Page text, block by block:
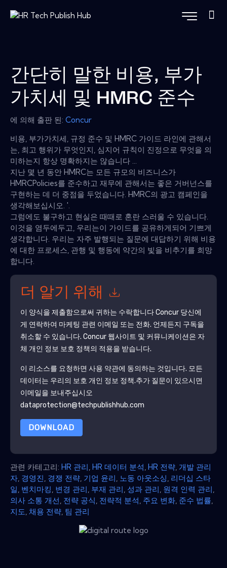
간단히 말한 비용, 부가
가치세 및 HMRC 준수
에 의해 출판 된: Concur
비용, 부가가치세, 규정 준수 및 HMRC 가이드 라인에 관해서
는, 최고 행위가 무엇인지, 심지어 규칙이 진정으로 무엇을 의
미하는지 항상 명확하지는 않습니다 ...
지난 몇 년 동안 HMRC는 모든 규모의 비즈니스가
HMRCPolicies를 준수하고 재무에 관해서는 좋은 거버넌스를
구현하는 데 더 중점을 두었습니다. HMRC의 광고 캠페인을
생각해보십시오. '.
그럼에도 불구하고 현실은 때때로 혼란 스러울 수 있습니다.
이것을 염두에두고, 우리는이 가이드를 공유하게되어 기쁘게
생각합니다. 우리는 자주 발행되는 질문에 대답하기 위해 비용
에 대한 프로세스, 관행 및 행동에 약간의 빛을 비추기를 희망
합니다.
더 알기 위해
이 양식을 제출함으로써 귀하는 수락합니다Concur당신에
게 연락하여 마케팅 관련 이메일 또는 전화. 언제든지 구독을
취소할 수 있습니다. Concur웹사이트 및 커뮤니케이션은 자
체 개인 정보 보호 정책의 적용을 받습니다.
이 리소스를 요청하면 사용 약관에 동의하는 것입니다. 모든
데이터는 우리의 보호 개인 정보 정책.추가 질문이 있으시면
이메일을 보내주십시오
dataprotection@techpublishhub.com
DOWNLOAD
관련 카테고리: HR 관리 HR 데이터 분석 HR 전략 개발 관리
자 경영진 경쟁 전략 기업 윤리 노동 아웃소싱 리더십 스타
일 벤치마킹 변경 관리 부재 관리 성과 관리 원격 인력 관리
의사 소통 개선 전략 공식 전략적 분석 주요 변화 준수 법률
지도 채용 전략 팀 관리